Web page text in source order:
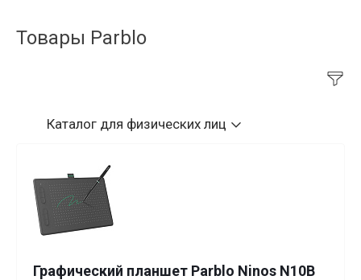
Товары Parblo
Каталог для физических лиц
Графический планшет Parblo Ninos N10B